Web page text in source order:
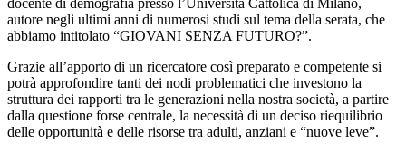
autore negli ultimi anni di numerosi studi sul tema della serata, che
abbiamo intitolato “GIOVANI SENZA FUTURO?”.
Grazie all’apporto di un ricercatore così preparato e competente si
potrà approfondire tanti dei nodi problematici che investono la
struttura dei rapporti tra le generazioni nella nostra società, a partire
dalla questione forse centrale, la necessità di un deciso riequilibrio
delle opportunità e delle risorse tra adulti, anziani e “nuove leve”.